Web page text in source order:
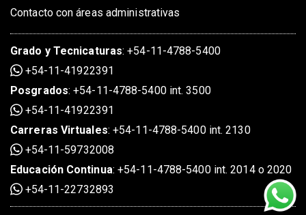
Contacto con áreas administrativas
Grado y Tecnicaturas:+54-11-4788-5400
+54-11-41922391
Posgrados:+54-11-4788-5400 int. 3500
+54-11-41922391
Carreras Virtuales:+54-11-4788-5400 int. 2130
+54-11-59732008
Educación Continua:+54-11-4788-5400 int. 2014 o 2020
+54-11-22732893